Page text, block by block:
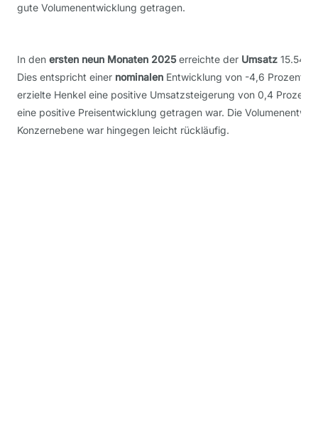
gute Volumenentwicklung getragen.
In den ersten neun Monaten 2025erreichte der Umsatz 15.549
Dies entspricht einer nominalen Entwicklung von -4,6 Prozent.
erzielte Henkel eine positive Umsatzsteigerung von 0,4
eine positive Preisentwicklung getragen war. Die
Konzernebene war hingegen leicht rückläufig.